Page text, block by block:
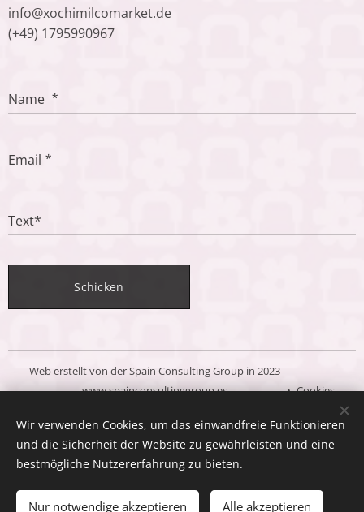
Zum Warenkorb hinzufügen
info@xochimilcomarket.de
(+49) 1795990967
Name
Email
Text*
Schicken
Web erstellt von der Spain Consulting Group in 2023
www.spainconsultinggroup.es
Cookies
Sprachen
Español
Deutsch English
Wir verwenden Cookies, um das einwandfreie Funktionieren
und die Sicherheit der Website zu gewährleisten und eine
bestmögliche Nutzererfahrung zu bieten.
Nur notwendige akzeptieren Alle akzeptieren